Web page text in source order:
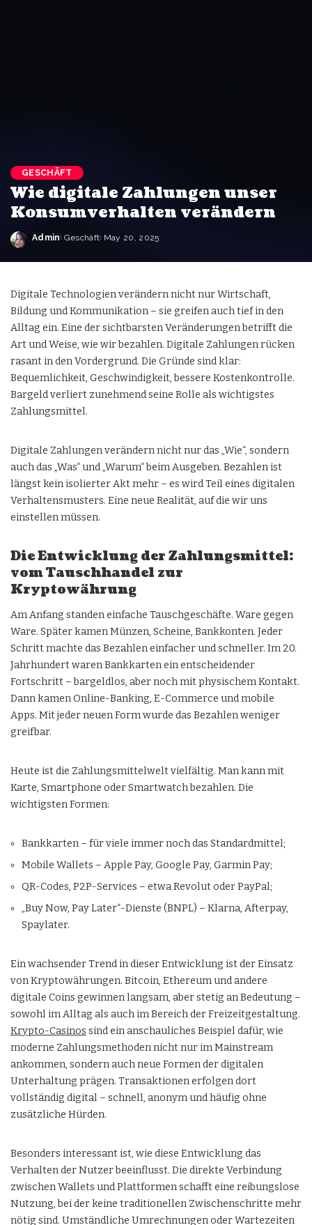
GESCHÄFT
Wie digitale Zahlungen unser
Konsumverhalten verändern
Admin Geschäft May 20, 2025
Digitale Technologien verändern nicht nur Wirtschaft,
Bildung und Kommunikation – sie greifen auch tief in den
Alltag ein. Eine der sichtbarsten Veränderungen betrifft die
Art und Weise, wie wir bezahlen. Digitale Zahlungen rücken
rasant in den Vordergrund. Die Gründe sind klar:
Bequemlichkeit, Geschwindigkeit, bessere Kostenkontrolle.
Bargeld verliert zunehmend seine Rolle als wichtigstes
Zahlungsmittel.
Digitale Zahlungen verändern nicht nur das „Wie“, sondern
auch das „Was“ und „Warum“ beim Ausgeben. Bezahlen ist
längst kein isolierter Akt mehr – es wird Teil eines digitalen
Verhaltensmusters. Eine neue Realität, auf die wir uns
einstellen müssen.
Die Entwicklung der Zahlungsmittel:
vom Tauschhandel zur
Kryptowährung
Am Anfang standen einfache Tauschgeschäfte. Ware gegen
Ware. Später kamen Münzen, Scheine, Bankkonten. Jeder
Schritt machte das Bezahlen einfacher und schneller. Im 20.
Jahrhundert waren Bankkarten ein entscheidender
Fortschritt – bargeldlos, aber noch mit physischem Kontakt.
Dann kamen Online-Banking, E-Commerce und mobile
Apps. Mit jeder neuen Form wurde das Bezahlen weniger
greifbar.
Heute ist die Zahlungsmittelwelt vielfältig. Man kann mit
Karte, Smartphone oder Smartwatch bezahlen. Die
wichtigsten Formen:
Bankkarten – für viele immer noch das Standardmittel;
Mobile Wallets – Apple Pay, Google Pay, Garmin Pay;
QR-Codes, P2P-Services – etwa Revolut oder PayPal;
„Buy Now, Pay Later“-Dienste (BNPL) – Klarna, Afterpay,
Spaylater.
Ein wachsender Trend in dieser Entwicklung ist der Einsatz
von Kryptowährungen. Bitcoin, Ethereum und andere
digitale Coins gewinnen langsam, aber stetig an Bedeutung –
sowohl im Alltag als auch im Bereich der Freizeitgestaltung.
Krypto-Casinos sind ein anschauliches Beispiel dafür, wie
moderne Zahlungsmethoden nicht nur im Mainstream
ankommen, sondern auch neue Formen der digitalen
Unterhaltung prägen. Transaktionen erfolgen dort
vollständig digital – schnell, anonym und häufig ohne
zusätzliche Hürden.
Besonders interessant ist, wie diese Entwicklung das
Verhalten der Nutzer beeinflusst. Die direkte Verbindung
zwischen Wallets und Plattformen schafft eine reibungslose
Nutzung, bei der keine traditionellen Zwischenschritte mehr
nötig sind. Umständliche Umrechnungen oder Wartezeiten